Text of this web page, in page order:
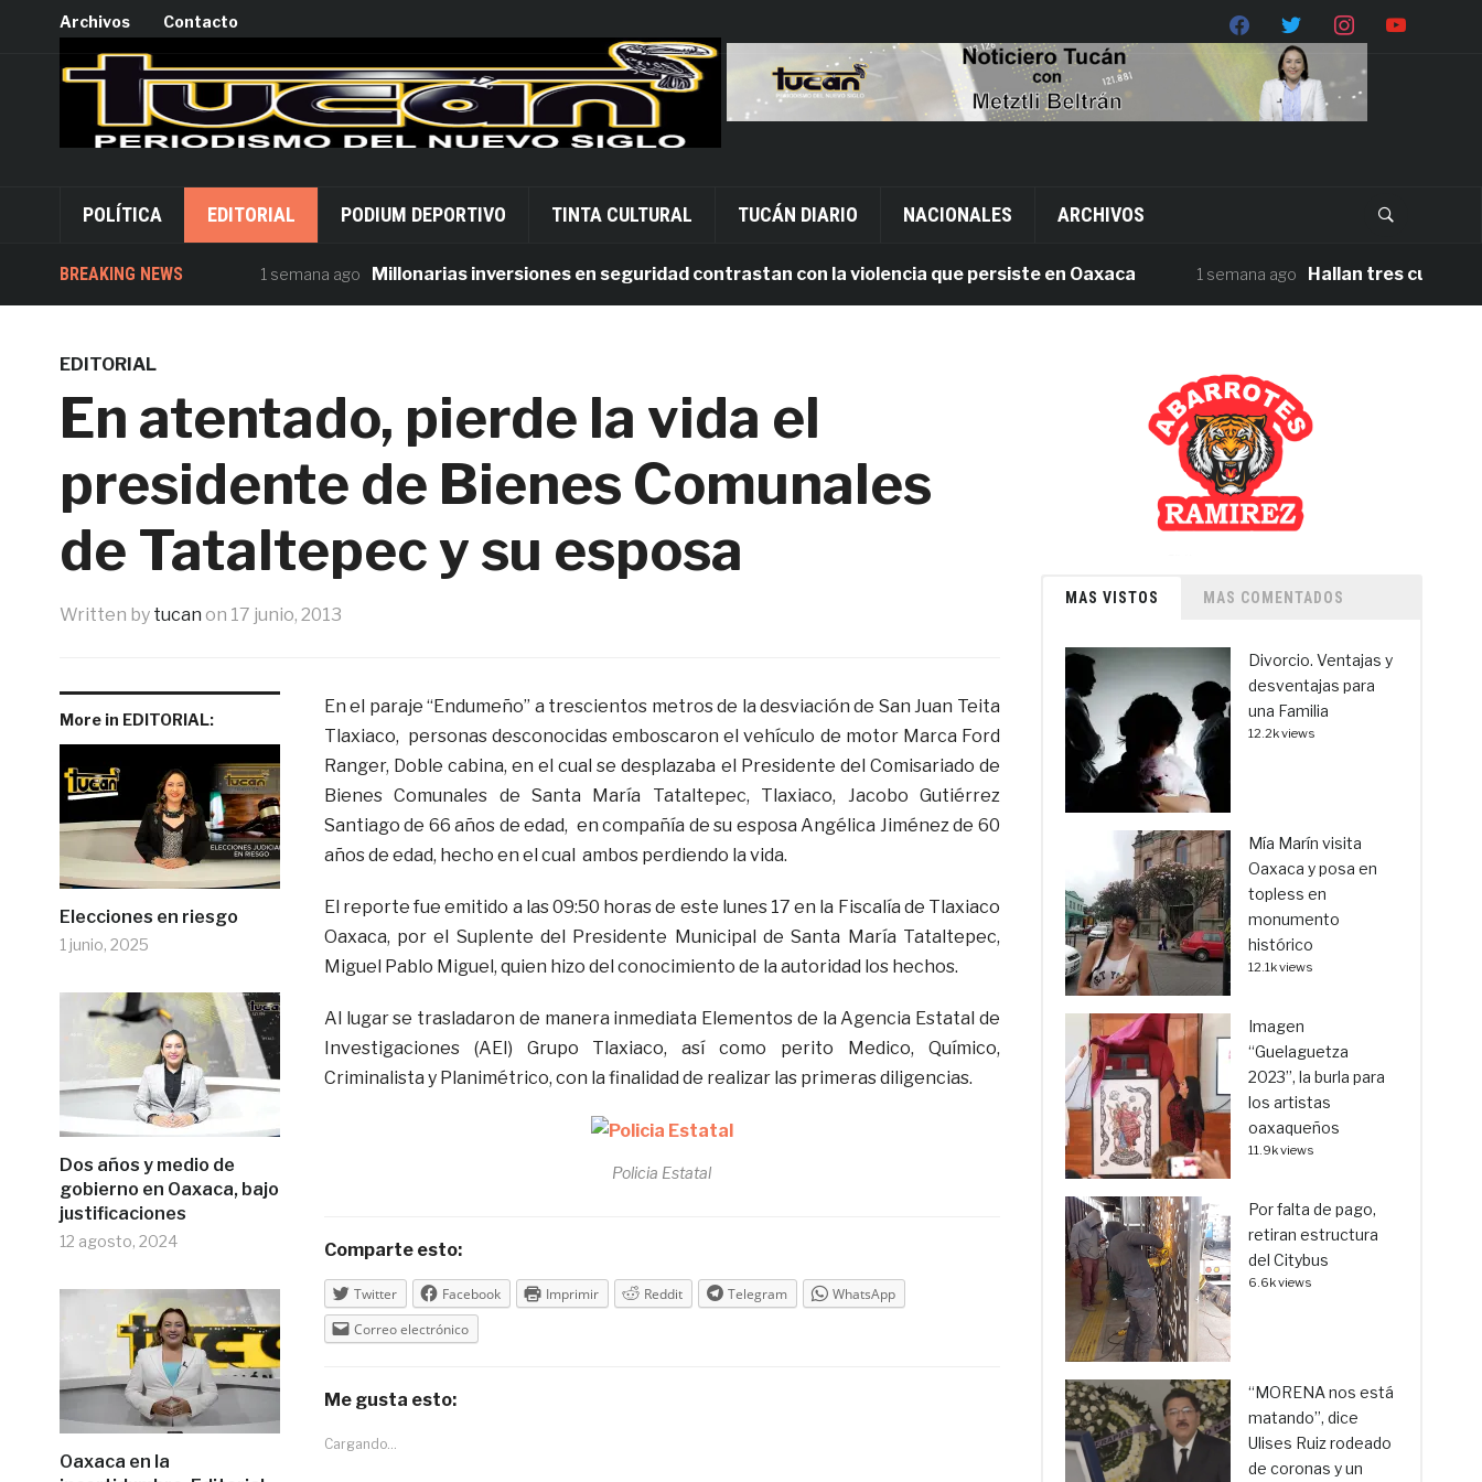
Archivos Contacto
POLÍTICA EDITORIAL PODIUM DEPORTIVO TINTA CULTURAL TUCÁN DIARIO NACIONALES ARCHIVOS
BREAKING NEWS 1 semana ago Millonarias inversiones en seguridad contrastan con la violencia que persiste en Oaxaca 1 semana ago Hallan tres cuerpos sin
EDITORIAL
En atentado, pierde la vida el
presidente de Bienes Comunales
de Tataltepec y su esposa
Written by tucan on 17 junio, 2013
More in EDITORIAL:
Elecciones en riesgo
1 junio, 2025
Dos años y medio de
gobierno en Oaxaca, bajo
justificaciones
12 agosto, 2024
Oaxaca en la
En el paraje “Endumeño” a trescientos metros de la desviación de San Juan Teita
Tlaxiaco, personas desconocidas emboscaron el vehículo de motor Marca Ford
Ranger, Doble cabina, en el cual se desplazaba el Presidente del Comisariado de
Bienes Comunales de Santa María Tataltepec, Tlaxiaco, Jacobo Gutiérrez
Santiago de 66 años de edad, en compañía de su esposa Angélica Jiménez de 60
años de edad, hecho en el cual ambos perdiendo la vida.
El reporte fue emitido a las 09:50 horas de este lunes 17 en la Fiscalía de Tlaxiaco
Oaxaca, por el Suplente del Presidente Municipal de Santa María Tataltepec,
Miguel Pablo Miguel, quien hizo del conocimiento de la autoridad los hechos.
Al lugar se trasladaron de manera inmediata Elementos de la Agencia Estatal de
Investigaciones (AEI) Grupo Tlaxiaco, así como perito Medico, Químico,
Criminalista y Planimétrico, con la finalidad de realizar las primeras diligencias.
Policia Estatal
Comparte esto:
Twitter Facebook Imprimir Reddit Telegram
WhatsApp
Correo electrónico
Me gusta esto:
Cargando...
MAS VISTOS MAS COMENTADOS
Divorcio. Ventajas y
desventajas para
una Familia
12.2k views
Mía Marín visita
Oaxaca y posa en
topless en
monumento
histórico
12.1k views
Imagen
“Guelaguetza
2023”, la burla para
los artistas
oaxaqueños
11.9k views
Por falta de pago,
retiran estructura
del Citybus
6.6k views
“MORENA nos está
matando”, dice
Ulises Ruiz rodeado
de coronas y un